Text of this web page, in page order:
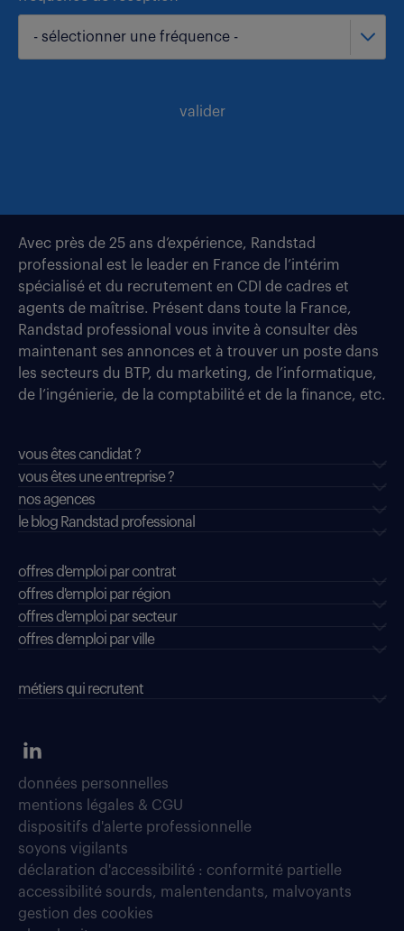
- sélectionner une fréquence -
valider
Avec près de 25 ans d’expérience, Randstad
professional est le leader en France de l’intérim
spécialisé et du recrutement en CDI de cadres et
agents de maîtrise. Présent dans toute la France,
Randstad professional vous invite à consulter dès
maintenant ses annonces et à trouver un poste dans
les secteurs du BTP, du marketing, de l’informatique,
de l’ingénierie, de la comptabilité et de la finance, etc.
vous êtes candidat ?
vous êtes une entreprise ?
nos agences
le blog Randstad professional
offres d'emploi par contrat
offres d'emploi par région
offres d'emploi par secteur
offres d’emploi par ville
métiers qui recrutent
données personnelles
mentions légales & CGU
dispositifs d'alerte professionnelle
soyons vigilants
déclaration d'accessibilité : conformité partielle
accessibilité sourds, malentendants, malvoyants
gestion des cookies